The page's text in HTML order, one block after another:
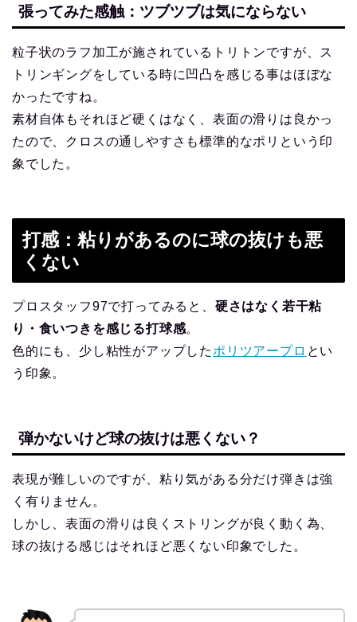
張ってみた感触：ツブツブは気にならない
粒子状のラフ加工が施されているトリトンですが、ス
トリンギングをしている時に凹凸を感じる事はほぼな
かったですね。
素材自体もそれほど硬くはなく、表面の滑りは良かっ
たので、クロスの通しやすさも標準的なポリという印
象でした。
打感：粘りがあるのに球の抜けも悪
くない
プロスタッフ97で打ってみると、 硬さはなく若干粘
り・食いつきを感じる打球感。
色的にも、少し粘性がアップした ポリツアープロ とい
う印象。
弾かないけど球の抜けは悪くない？
表現が難しいのですが、粘り気がある分だけ弾きは強
く有りません。
しかし、表面の滑りは良くストリングが良く動く為、
球の抜ける感じはそれほど悪くない印象でした。